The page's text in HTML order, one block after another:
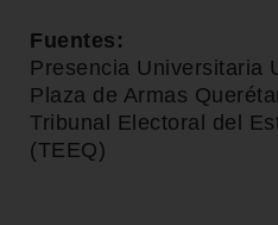
Fuentes:
Presencia Universitaria
Plaza de Armas
Tribunal Electoral del
(TEEQ)